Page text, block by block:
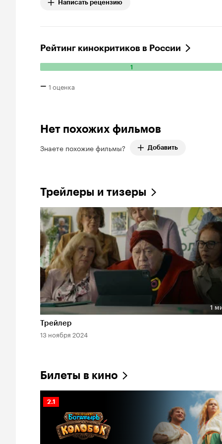
Написать рецензию
Рейтинг кинокритиков в России
1
Количество положительных оценок: 1.
– 1 оценка
Нет похожих фильмов
Знаете похожие фильмы? Добавить
Трейлеры и тизеры
Длительность 1 мин
1
Трейлер
13 ноября 2024
Билеты в кино
Рейтинг
Кинопоиска
2.1